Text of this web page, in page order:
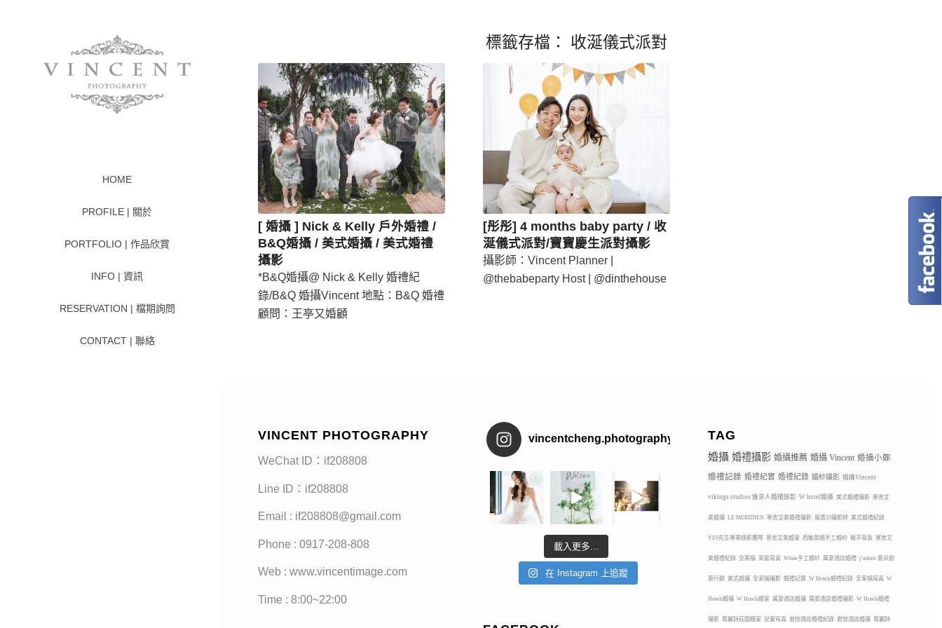
HOME
PROFILE | 關於
PORTFOLIO | 作品欣賞
INFO | 資訊
RESERVATION | 檔期詢問
CONTACT | 聯絡
標籤存檔： 收涎儀式派對
[ 婚攝 ] Nick & Kelly 戶外婚禮 /
B&Q婚攝 / 美式婚攝 / 美式婚禮
攝影
*B&Q婚攝@ Nick & Kelly 婚禮紀
錄/B&Q 婚攝Vincent 地點：B&Q 婚禮
顧問：王亭又婚顧
[彤彤] 4 months baby party / 收
涎儀式派對/寶寶慶生派對攝影
攝影師：Vincent Planner |
@thebabeparty Host | @dinthehouse
VINCENT PHOTOGRAPHY
WeChat ID：if208808
Line ID：if208808
Email : if208808@gmail.com
Phone : 0917-208-808
Web : www.vincentimage.com
Time : 8:00~22:00
vincentcheng.photography
載入更多...
在 Instagram 上追蹤
TAG
婚攝 婚禮攝影 婚攝推薦 婚攝 Vincent 婚攝小鄭
婚禮記錄 婚禮紀實 婚禮紀錄 婚紗攝影 婚攝Vincent
vikings studios 維京人婚禮錄影 W hotel婚攝 美式婚禮攝影 寒舍艾
美婚攝 LE MERIDIEN 寒舍艾美婚禮攝影 風雲20攝影師 美式婚禮紀錄
YES先生專業錄影團隊 寒舍艾美婚宴 西敏英國手工婚紗 親子寫真 寒舍艾
美婚禮紀錄 全家福 家庭寫真 White手工婚紗 萬豪酒店婚禮 j’adore 夏朵創
意行銷 美式婚攝 全家福攝影 婚禮記實 W Hotels婚禮紀錄 全家福寫真 W
Hotels婚攝 W Hotels婚宴 萬豪酒店婚攝 萬豪酒店婚禮攝影 W Hotels婚禮
攝影 翡麗詩莊園婚宴 兒童寫真 君悅酒店婚禮紀錄 君悅酒店婚攝 翡麗詩